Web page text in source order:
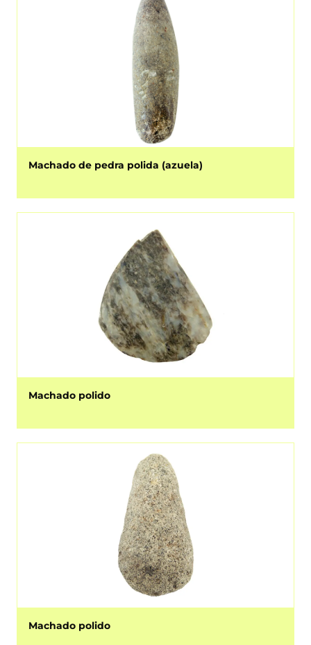
Machado de pedra polida (azuela)
Machado polido
Machado polido